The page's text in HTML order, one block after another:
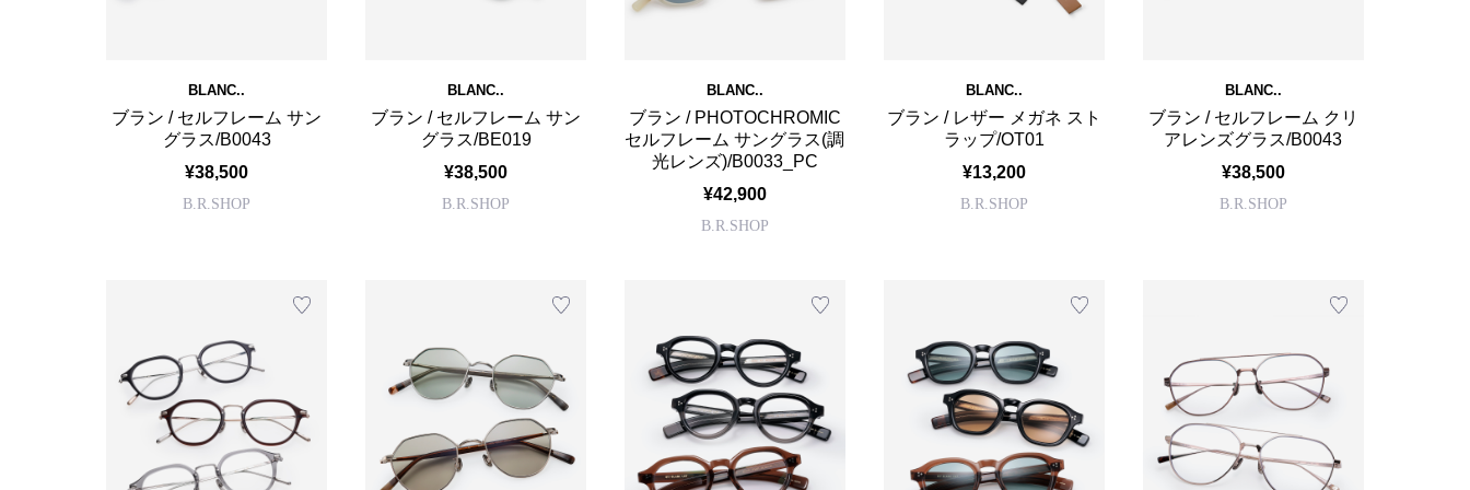
BLANC..
ブラン / セルフレーム サン
グラス/B0043
¥38,500
B.R.SHOP
BLANC..
ブラン / セルフレーム サン
グラス/BE019
¥38,500
B.R.SHOP
BLANC..
ブラン / PHOTOCHROMIC
セルフレーム サングラス(調
光レンズ)/B0033_PC
¥42,900
B.R.SHOP
BLANC..
ブラン / レザー メガネ スト
ラップ/OT01
¥13,200
B.R.SHOP
BLANC..
ブラン / セルフレーム クリ
アレンズグラス/B0043
¥38,500
B.R.SHOP